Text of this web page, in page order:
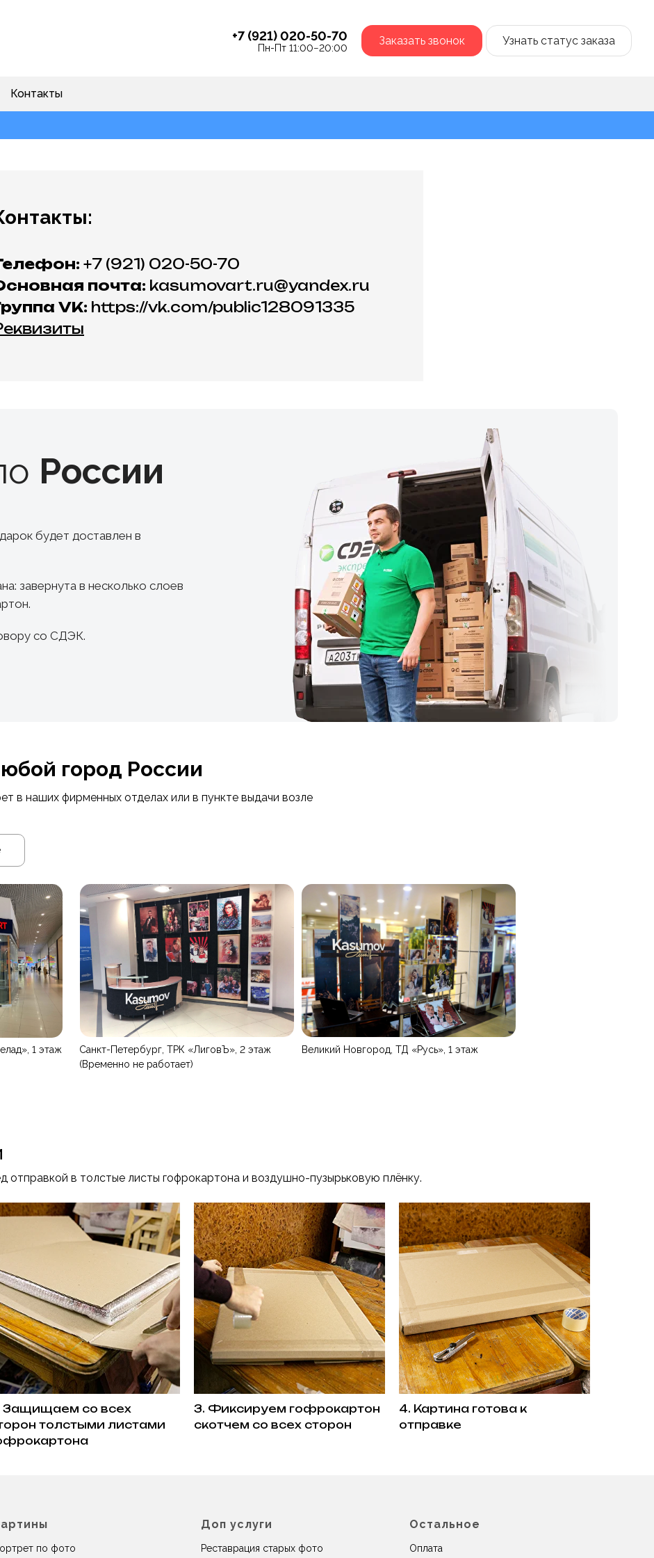
Пн-Пт 11:00−20:00
+7 (921) 020-50-70 Заказать звонок Узнать статус заказа
Контакты
+7 (921) 020-50-70
почта: kasumovart.ru@yandex.ru
VK: https://vk.com/public128091335
завернута в несколько слоев
со СДЭК.
будет доставлен в
России
1 этаж
в наших фирменных отделах или в пункте выдачи возле
город России
Санкт-Петербург, ТРК «ЛиговЪ», 2 этаж
(Временно не работает)
Великий Новгород, ТД «Русь», 1 этаж
в толстые листы гофрокартона и воздушно-пузырьковую плёнку.
Защищаем со всех
толстыми листами
3. Фиксируем гофрокартон
скотчем со всех сторон
4. Картина готова к
отправке
по фото
Доп услуги
Реставрация старых фото
Остальное
Оплата